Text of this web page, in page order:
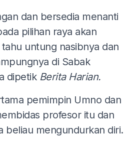
dan bersedia menanti
pilihan raya akan
untung nasibnya dan
di Sabak
dipetik Berita Harian.
pemimpin Umno dan
profesor itu dan
beliau mengundurkan diri.